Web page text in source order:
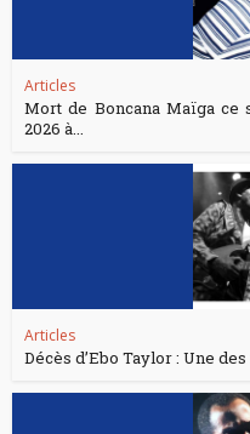
Articles
Mort de Boncana Maïga ce
2026 à...
Articles
Décès d’Ebo Taylor : Une